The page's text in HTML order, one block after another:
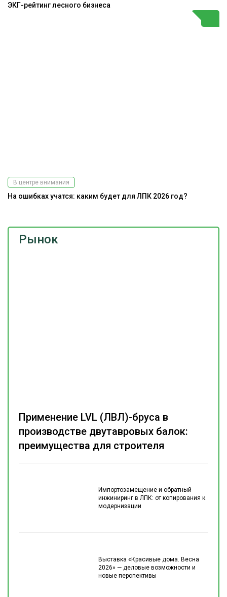
Рынок
Импортозамещение и обратный
инжиниринг в ЛПК: от копирования к
модернизации
Выставка «Красивые дома. Весна
2026» — деловые возможности и
новые перспективы
Применение LVL (ЛВЛ)-бруса в
производстве двутавровых балок:
преимущества для строителя
ЭКГ-рейтинг лесного бизнеса
В центре внимания
На ошибках учатся: каким будет для ЛПК 2026 год?